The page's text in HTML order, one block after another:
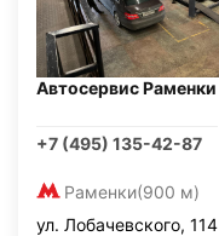
Автосервис Раменки
+7 (495) 135-42-87
Раменки(900 м)
ул. Лобачевского, 114